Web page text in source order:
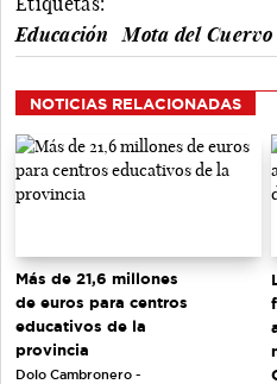
Educación
Mota del Cuervo
NOTICIAS RELACIONADAS
Más de 21,6 millones
de euros para centros
educativos de la
provincia
Dolo Cambronero -